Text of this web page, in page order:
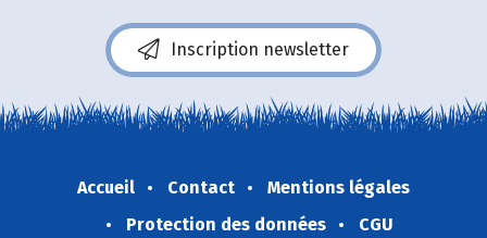
Inscription newsletter
Accueil Contact
Mentions légales
Protection des données
CGU